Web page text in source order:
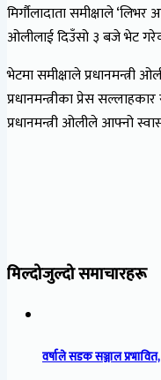
मिर्गौलादाता समीक्षाले
ओलीलाई दिउँसो ३ बजे भेट
भेटमा समीक्षाले प्रधानमन्त्री
प्रधानमन्त्रीका प्रेस
प्रधानमन्त्री ओलीले आफ्नो
मिल्दोजुल्दो समाचारहरू
वर्षाले सडक सञ्जाल